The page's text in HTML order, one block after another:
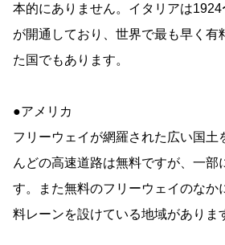
本的にありません。イタリアは
が開通しており、世界で最も早く有
た国でもあります。
●アメリカ
フリーウェイが網羅された広い国土
んどの高速道路は無料ですが、一部
す。また無料のフリーウェイのなか
料レーンを設けている地域がありま